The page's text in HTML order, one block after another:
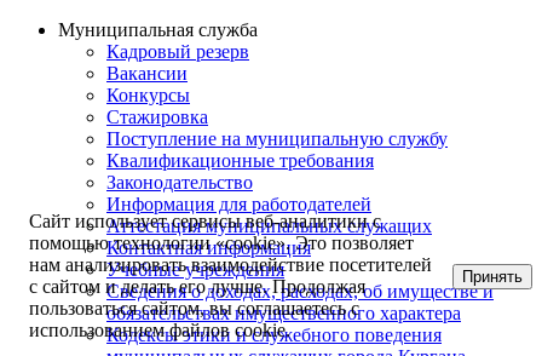
Муниципальная служба
Кадровый резерв
Вакансии
Конкурсы
Стажировка
Поступление на муниципальную службу
Квалификационные требования
Законодательство
Информация для работодателей
Аттестация муниципальных служащих
Контактная информация
Учебные учреждения
Сведения о доходах, расходах, об имуществе и
обязательствах имущественного характера
Кодексы этики и служебного поведения
Сайт использует сервисы веб-аналитики с
помощью технологии «cookie». Это позволяет
нам анализировать взаимодействие посетителей
с сайтом и делать его лучше. Продолжая
пользоваться сайтом, вы соглашаетесь с
использованием файлов cookie.
Принять